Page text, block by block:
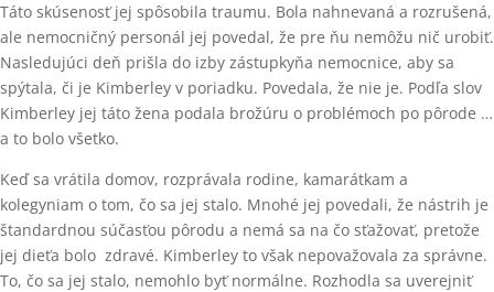
Táto skúsenosť jej spôsobila traumu. Bola nahnevaná a rozrušená,
ale nemocničný personál jej povedal, že pre ňu nemôžu nič urobiť.
Nasledujúci deň prišla do izby zástupkyňa nemocnice, aby sa
spýtala, či je Kimberley v poriadku. Povedala, že nie je. Podľa slov
Kimberley jej táto žena podala brožúru o problémoch po pôrode …
a to bolo všetko.
Keď sa vrátila domov, rozprávala rodine, kamarátkam a
kolegyniam o tom, čo sa jej stalo. Mnohé jej povedali, že nástrih je
štandardnou súčasťou pôrodu a nemá sa na čo sťažovať, pretože
jej dieťa bolo zdravé. Kimberley to však nepovažovala za správne.
To, čo sa jej stalo, nemohlo byť normálne. Rozhodla sa uverejniť